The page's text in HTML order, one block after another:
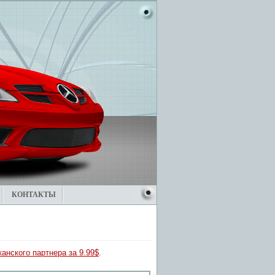
КОНТАКТЫ
партнера за 9.99$.